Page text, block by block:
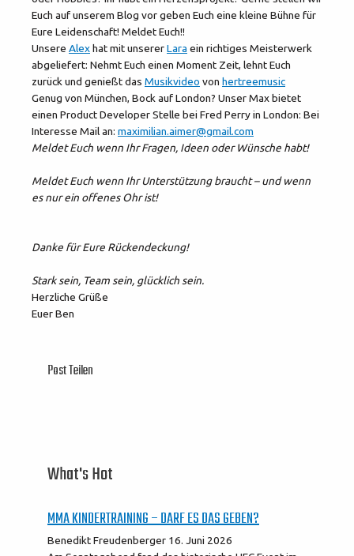
Euch auf unserem Blog vor geben Euch eine kleine Bühne für
Eure Leidenschaft! Meldet Euch!!
Unsere Alexhat mit unsererLara ein richtiges Meisterwerk
abgeliefert: Nehmt Euch einen Moment Zeit, lehnt Euch
zurück und genießt das Musikvideo von hertreemusic
Genug von München, Bock auf London? Unser Max bietet
einen Product Developer Stelle bei Fred Perry in London: Bei
Interesse Mail an: maximilian.aimer@gmail.com
Meldet Euch wenn Ihr Fragen, Ideen oder Wünsche habt!
Meldet Euch wenn Ihr Unterstützung braucht – und wenn
es nur ein offenes Ohr ist!
Danke für Eure Rückendeckung!
Stark sein, Team sein, glücklich sein.
Herzliche Grüße
Euer Ben
Post Teilen
What's Hot
MMA KINDERTRAINING – DARF ES DAS GEBEN?
Benedikt Freudenberger 16. Juni 2026